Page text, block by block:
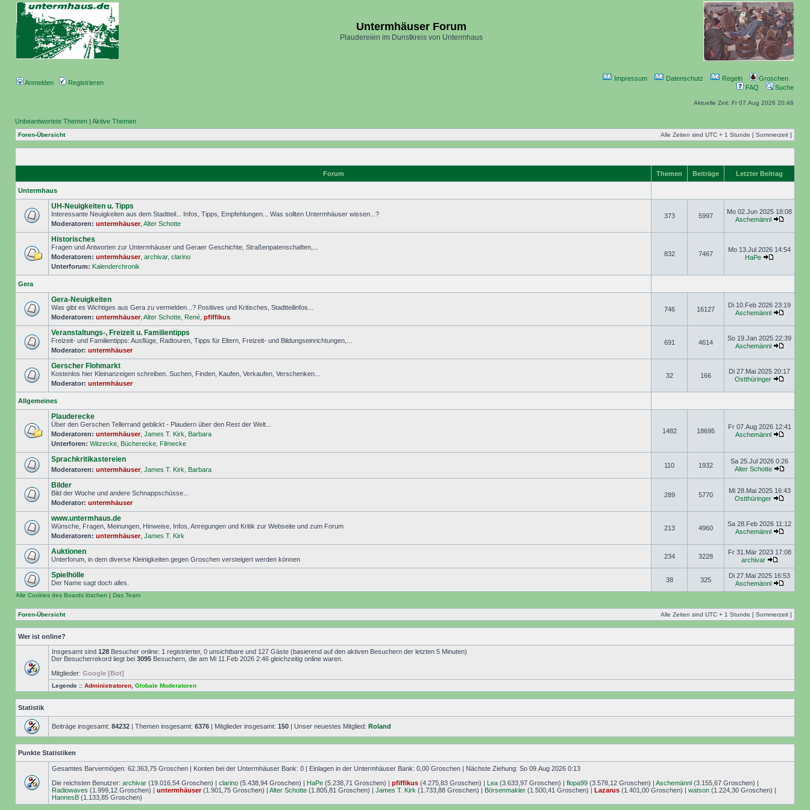
Untermhäuser Forum
Plaudereien im Dunstkreis von Untermhaus
Anmelden Registrieren
Impressum Datenschutz Regeln
Groschen
FAQ
Suche
Aktuelle Zeit: Fr 07.Aug 2026 20:46
Unbeantwortete Themen | Aktive Themen
Foren-Übersicht Alle Zeiten sind UTC + 1 Stunde [ Sommerzeit ]
Forum Themen Beiträge Letzter Beitrag
Untermhaus
UH-Neuigkeiten u. Tipps
Interessante Neuigkeiten aus dem Stadtteil... Infos, Tipps, Empfehlungen... Was sollten Untermhäuser wissen...?
Moderatoren: untermhäuser, Alter Schotte
373 5997
Mo 02.Jun 2025 18:08
Aschemännl
Historisches
Fragen und Antworten zur Untermhäuser und Geraer Geschichte, Straßenpatenschaften,...
Moderatoren: untermhäuser, archivar, clarino
Unterforum: Kalenderchronik
832 7467
Mo 13.Jul 2026 14:54
HaPe
Gera
Gera-Neuigkeiten
Was gibt es Wichtiges aus Gera zu vermelden...? Positives und Kritisches, Stadtteilinfos...
Moderatoren: untermhäuser, Alter Schotte René pfiffikus
746 16127
Di 10.Feb 2026 23:19
Aschemännl
Veranstaltungs-, Freizeit u. Familientipps
Freizeit- und Familientipps: Ausflüge, Radtouren, Tipps für Eltern, Freizeit- und Bildungseinrichtungen,...
Moderator: untermhäuser
691 4614
So 19.Jan 2025 22:39
Aschemännl
Gerscher Flohmarkt
Kostenlos hier Kleinanzeigen schreiben. Suchen, Finden, Kaufen, Verkaufen, Verschenken...
Moderator: untermhäuser
32 166
Di 27.Mai 2025 20:17
Ostthüringer
Allgemeines
Plauderecke
Über den Gerschen Tellerrand geblickt - Plaudern über den Rest der Welt...
Moderatoren: untermhäuser, James T. Kirk
Barbara
Unterforen: Witzecke Bücherecke Filmecke
1482 18695
Fr 07.Aug 2026 12:41
Aschemännl
Sprachkritikastereien
Moderatoren: untermhäuser, James T. Kirk Barbara
110 1932
Sa 25.Jul 2026 0:26
Alter Schotte
Bilder
Bild der Woche und andere Schnappschüsse...
Moderator: untermhäuser
289 5770
Mi 28.Mai 2025 16:43
Ostthüringer
www.untermhaus.de
Wünsche, Fragen, Meinungen, Hinweise, Infos, Anregungen und Kritik zur Webseite und zum Forum
Moderatoren: untermhäuser, James T. Kirk
213 4960
Sa 28.Feb 2026 11:12
Aschemännl
Auktionen
Unterforum, in dem diverse Kleinigkeiten gegen Groschen versteigert werden können 234 3228
Fr 31.Mär 2023 17:08
archivar
Spielhölle
Der Name sagt doch alles. 38 325
Di 27.Mai 2025 16:53
Aschemännl
Alle Cookies des Boards löschen | Das Team
Foren-Übersicht Alle Zeiten sind UTC + 1 Stunde [ Sommerzeit ]
Wer ist online?
Insgesamt sind 128 Besucher online: 1 registrierter, 0 unsichtbare und 127 Gäste (basierend auf den aktiven Besuchern der letzten 5 Minuten)
Der Besucherrekord liegt bei 3095 Besuchern, die am Mi 11.Feb 2026 2:46 gleichzeitig online waren.
Mitglieder: Google [Bot]
Legende :: Administratoren Globale Moderatoren
Statistik
Beiträge insgesamt: 84232 | Themen insgesamt: 6376 | Mitglieder insgesamt: 150 | Unser neuestes Mitglied: Roland
Punkte Statistiken
Gesamtes Barvermögen: 62.363,75 Groschen | Konten bei der Untermhäuser Bank: 0 | Einlagen in der Untermhäuser Bank: 0,00 Groschen | Nächste Ziehung: So 09.Aug 2026 0:13
Die reichsten Benutzer: archivar (19.016,54 Groschen) | clarino (5.438,94 Groschen) | HaPe (5.238,71 Groschen) | pfiffikus (4.275,83 Groschen) | Lea (3.633,97 Groschen) | flopa99 (3.578,12 Groschen) | Aschemännl (3.155,67 Groschen) |
Radiowaves (1.999,12 Groschen) | untermhäuser(1.901,75 Groschen) | Alter Schotte (1.805,81 Groschen) | James T. Kirk (1.733,88 Groschen) | Börsenmakler (1.500,41 Groschen) | Lazarus (1.401,00 Groschen) | watson (1.224,30 Groschen) |
HannesB (1.133,85 Groschen)